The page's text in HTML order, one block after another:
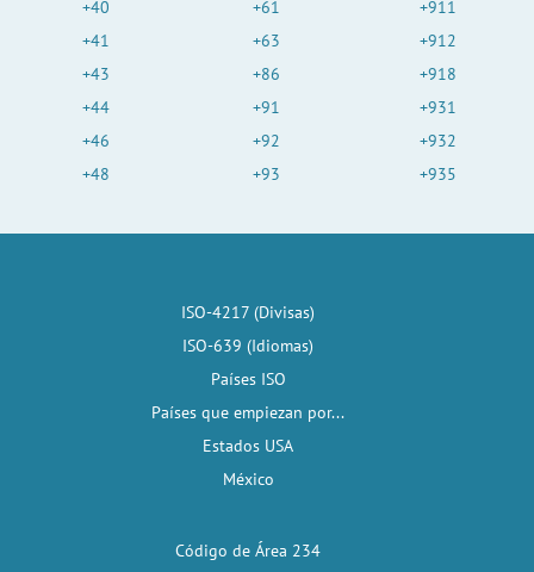
+40
+41
+43
+44
+46
+48
+61
+63
+86
+91
+92
+93
+911
+912
+918
+931
+932
+935
ISO-4217 (Divisas)
ISO-639 (Idiomas)
Países ISO
Países que empiezan por...
Estados USA
México
Código de Área 234